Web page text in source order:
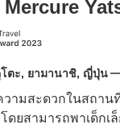
ตะ, ยามานาชิ, ญี่ปุ่น
วามสะดวกในสถาน
โดยสามารถพาเด็กเ